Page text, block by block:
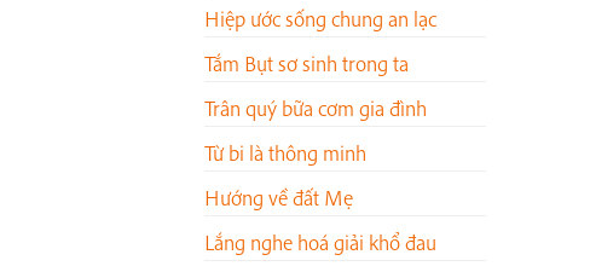
Hiệp ước sống chung an lạc
Tắm Bụt sơ sinh trong ta
Trân quý bữa cơm gia đình
Từ bi là thông minh
Hướng về đất Mẹ
Lắng nghe hoá giải khổ đau